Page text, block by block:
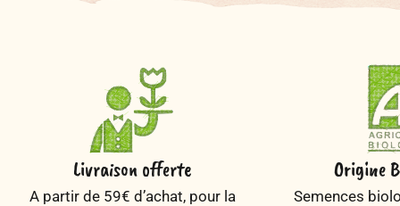
Livraison offerte
A partir de 59€ d’achat, pour la
Origine
Semences